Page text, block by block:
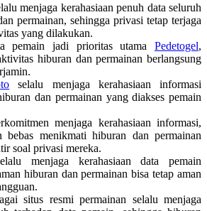
menjaga kerahasiaan penuh data seluruh
permainan, sehingga privasi tetap terjaga
yang dilakukan.
pemain jadi prioritas utama Pedetogel,
hiburan dan permainan berlangsung
selalu menjaga kerahasiaan informasi
dan permainan yang diakses pemain
menjaga kerahasiaan informasi,
bebas menikmati hiburan dan permainan
soal privasi mereka.
menjaga kerahasiaan data pemain
hiburan dan permainan bisa tetap aman
situs resmi permainan selalu menjaga